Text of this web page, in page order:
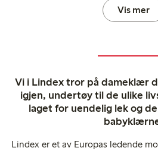
Vis mer
Vi i Lindex tror på dameklær
igjen, undertøy til de ulike
laget for uendelig lek og
Lindex er et av Europas ledende